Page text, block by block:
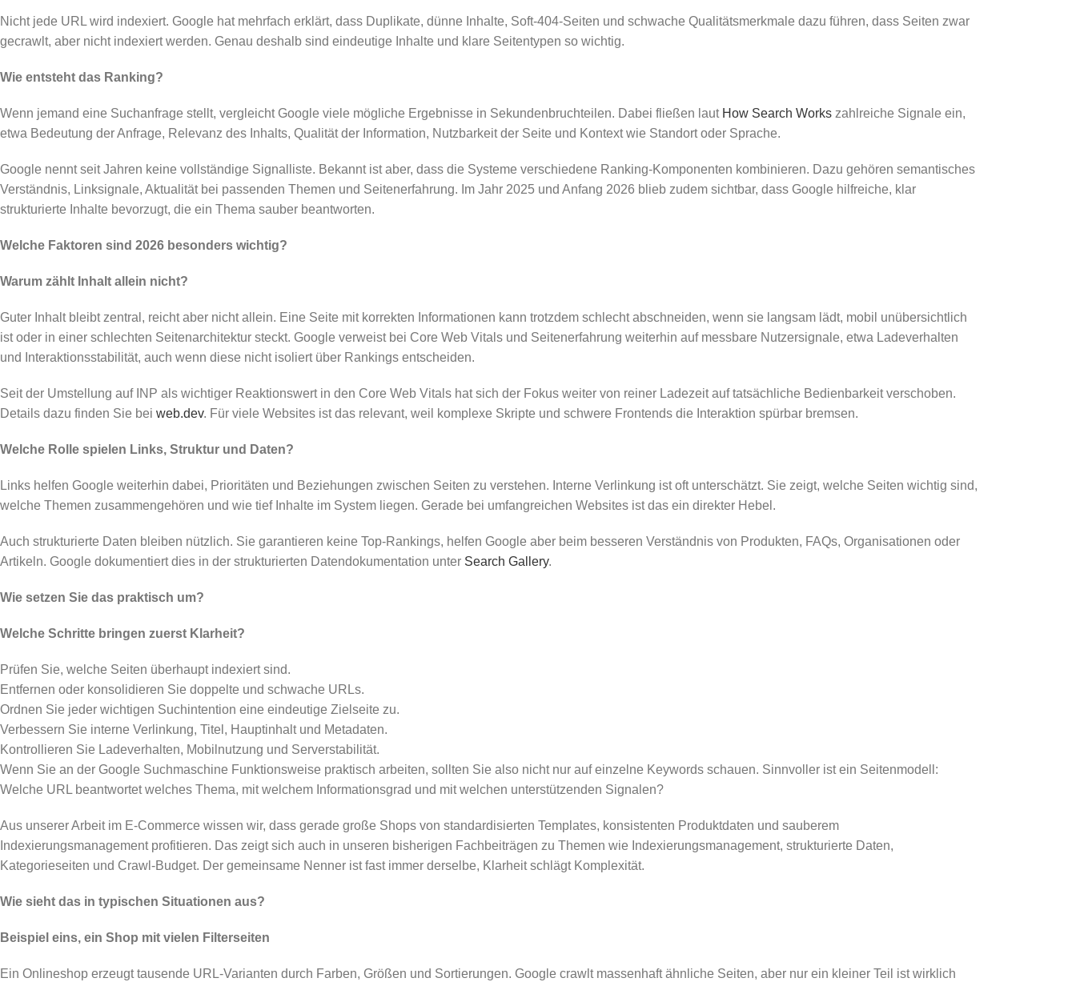
Nicht jede URL wird indexiert. Google hat mehrfach erklärt, dass Duplikate, dünne Inhalte, Soft-404-Seiten und schwache Qualitätsmerkmale dazu führen, dass Seiten zwar
gecrawlt, aber nicht indexiert werden. Genau deshalb sind eindeutige Inhalte und klare Seitentypen so wichtig.
Wie entsteht das Ranking?
Wenn jemand eine Suchanfrage stellt, vergleicht Google viele mögliche Ergebnisse in Sekundenbruchteilen. Dabei fließen laut How Search Works zahlreiche Signale ein,
etwa Bedeutung der Anfrage, Relevanz des Inhalts, Qualität der Information, Nutzbarkeit der Seite und Kontext wie Standort oder Sprache.
Google nennt seit Jahren keine vollständige Signalliste. Bekannt ist aber, dass die Systeme verschiedene Ranking-Komponenten kombinieren. Dazu gehören semantisches
Verständnis, Linksignale, Aktualität bei passenden Themen und Seitenerfahrung. Im Jahr 2025 und Anfang 2026 blieb zudem sichtbar, dass Google hilfreiche, klar
strukturierte Inhalte bevorzugt, die ein Thema sauber beantworten.
Welche Faktoren sind 2026 besonders wichtig?
Warum zählt Inhalt allein nicht?
Guter Inhalt bleibt zentral, reicht aber nicht allein. Eine Seite mit korrekten Informationen kann trotzdem schlecht abschneiden, wenn sie langsam lädt, mobil unübersichtlich
ist oder in einer schlechten Seitenarchitektur steckt. Google verweist bei Core Web Vitals und Seitenerfahrung weiterhin auf messbare Nutzersignale, etwa Ladeverhalten
und Interaktionsstabilität, auch wenn diese nicht isoliert über Rankings entscheiden.
Seit der Umstellung auf INP als wichtiger Reaktionswert in den Core Web Vitals hat sich der Fokus weiter von reiner Ladezeit auf tatsächliche Bedienbarkeit verschoben.
Details dazu finden Sie bei web.dev. Für viele Websites ist das relevant, weil komplexe Skripte und schwere Frontends die Interaktion spürbar bremsen.
Welche Rolle spielen Links, Struktur und Daten?
Links helfen Google weiterhin dabei, Prioritäten und Beziehungen zwischen Seiten zu verstehen. Interne Verlinkung ist oft unterschätzt. Sie zeigt, welche Seiten wichtig sind,
welche Themen zusammengehören und wie tief Inhalte im System liegen. Gerade bei umfangreichen Websites ist das ein direkter Hebel.
Auch strukturierte Daten bleiben nützlich. Sie garantieren keine Top-Rankings, helfen Google aber beim besseren Verständnis von Produkten, FAQs, Organisationen oder
Artikeln. Google dokumentiert dies in der strukturierten Datendokumentation unter Search Gallery.
Wie setzen Sie das praktisch um?
Welche Schritte bringen zuerst Klarheit?
Prüfen Sie, welche Seiten überhaupt indexiert sind.
Entfernen oder konsolidieren Sie doppelte und schwache URLs.
Ordnen Sie jeder wichtigen Suchintention eine eindeutige Zielseite zu.
Verbessern Sie interne Verlinkung, Titel, Hauptinhalt und Metadaten.
Kontrollieren Sie Ladeverhalten, Mobilnutzung und Serverstabilität.
Wenn Sie an der Google Suchmaschine Funktionsweise praktisch arbeiten, sollten Sie also nicht nur auf einzelne Keywords schauen. Sinnvoller ist ein Seitenmodell:
Welche URL beantwortet welches Thema, mit welchem Informationsgrad und mit welchen unterstützenden Signalen?
Aus unserer Arbeit im E-Commerce wissen wir, dass gerade große Shops von standardisierten Templates, konsistenten Produktdaten und sauberem
Indexierungsmanagement profitieren. Das zeigt sich auch in unseren bisherigen Fachbeiträgen zu Themen wie Indexierungsmanagement, strukturierte Daten,
Kategorieseiten und Crawl-Budget. Der gemeinsame Nenner ist fast immer derselbe, Klarheit schlägt Komplexität.
Wie sieht das in typischen Situationen aus?
Beispiel eins, ein Shop mit vielen Filterseiten
Ein Onlineshop erzeugt tausende URL-Varianten durch Farben, Größen und Sortierungen. Google crawlt massenhaft ähnliche Seiten, aber nur ein kleiner Teil ist wirklich